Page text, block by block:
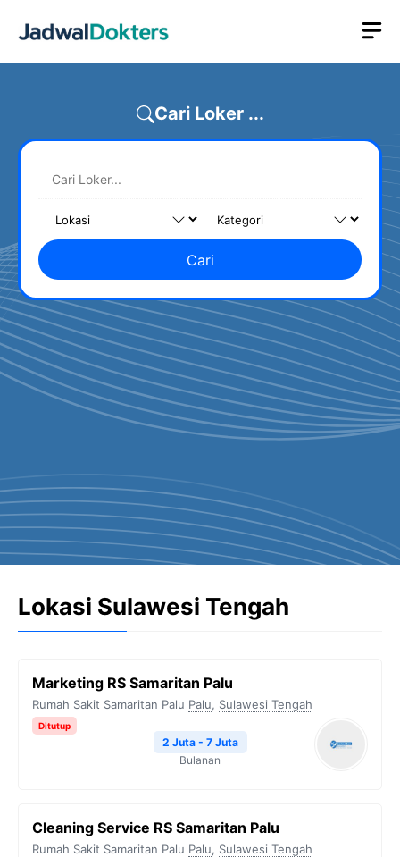
Cari Loker ...
Cari
Lokasi Sulawesi Tengah
Marketing RS Samaritan Palu
Rumah Sakit Samaritan Palu Palu, Sulawesi Tengah
Ditutup
2 Juta - 7 Juta
Bulanan
Cleaning Service RS Samaritan Palu
Rumah Sakit Samaritan Palu Palu, Sulawesi Tengah